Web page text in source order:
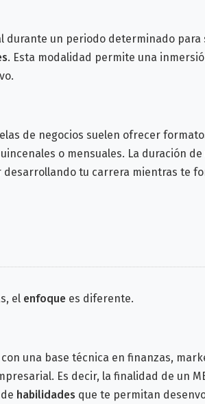
durante un periodo determinado
. Esta modalidad permite una
de negocios suelen ofrecer
o mensuales. La duración de
tu carrera mientras te
el enfoque es diferente.
con una base técnica en finanzas,
Es decir, la finalidad de un
habilidades que te permitan